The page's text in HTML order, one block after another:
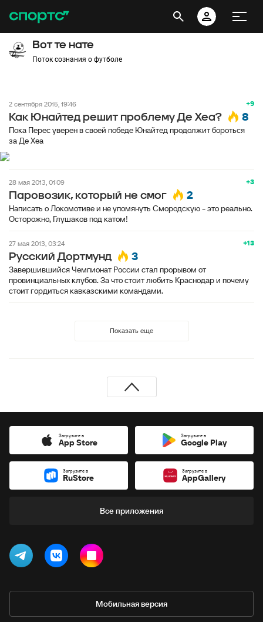
Вот те нате
Поток сознания о футболе
+9
2 сентября 2015, 19:46
Как Юнайтед решит проблему Де Хеа? 8
Пока Перес уверен в своей победе Юнайтед продолжит бороться
за Де Хеа
+3
28 мая 2013, 01:09
Паровозик, который не смог 2
Написать о Локомотиве и не упомянуть Смородскую - это реально.
Осторожно, Глушаков под катом!
+13
27 мая 2013, 03:24
Русский Дортмунд 3
Завершившийся Чемпионат России стал прорывом от
провинциальных клубов. За что стоит любить Краснодар и почему
стоит гордиться кавказскими командами.
Показать еще
Загрузите в
App Store
Загрузите в
Google Play
Загрузите в
RuStore
Загрузите в
AppGallery
Все приложения
Мобильная версия